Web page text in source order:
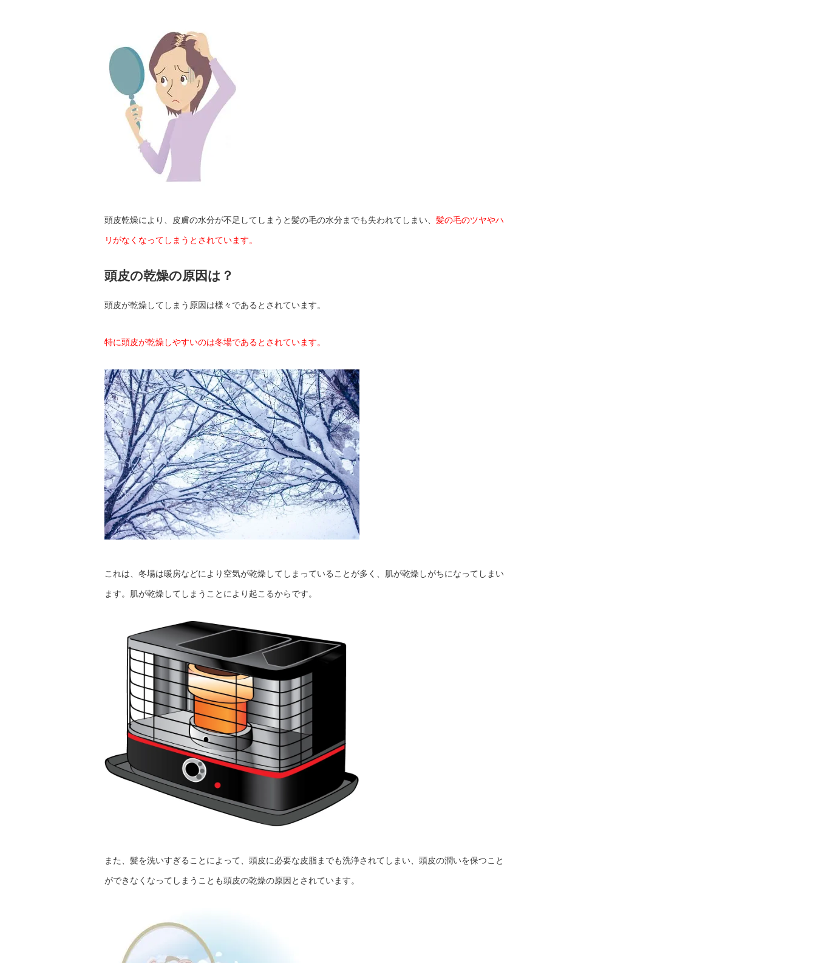
頭皮乾燥により、皮膚の水分が不足してしまうと髪の毛の水分までも失われてしまい、 髪の毛のツヤやハ
リがなくなってしまうとされています。
頭皮の乾燥の原因は？
頭皮が乾燥してしまう原因は様々であるとされています。
特に頭皮が乾燥しやすいのは冬場であるとされています。
これは、冬場は暖房などにより空気が乾燥してしまっていることが多く、肌が乾燥しがちになってしまい
ます。肌が乾燥してしまうことにより起こるからです。
また、髪を洗いすぎることによって、頭皮に必要な皮脂までも洗浄されてしまい、頭皮の潤いを保つこと
ができなくなってしまうことも頭皮の乾燥の原因とされています。